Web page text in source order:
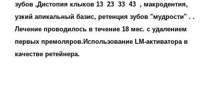
зубов ,Дистопия клыков 13 23 33 43 , макродентия,
узкий апикальный базис, ретенция зубов "мудрости" . .
Лечение проводилось в течение 18 мес. с удалением
первых премоляров.Использование LM-активатора в
качестве ретейнера.